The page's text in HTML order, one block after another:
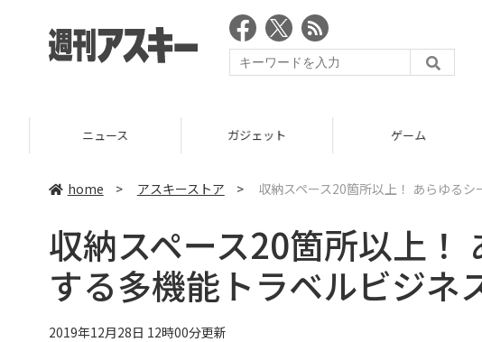
ニュース ガジェット ゲーム
home > アスキーストア > 収納スペース20箇所以上！ あらゆる
収納スペース20箇所以上！
する多機能トラベルビジネ
2019年12月28日 12時00分更新